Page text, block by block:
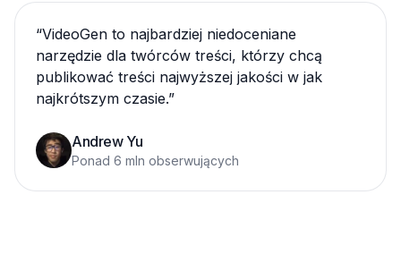
“VideoGen to najbardziej niedoceniane
narzędzie dla twórców treści, którzy chcą
publikować treści najwyższej jakości w jak
najkrótszym czasie.”
Andrew Yu
Ponad 6 mln obserwujących